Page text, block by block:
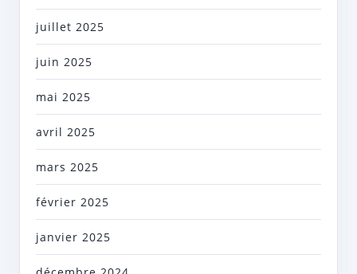
juillet 2025
juin 2025
mai 2025
avril 2025
mars 2025
février 2025
janvier 2025